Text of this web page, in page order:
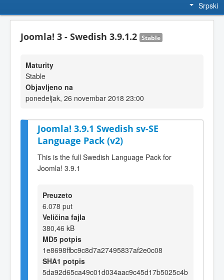
Srpski
Joomla! 3 - Swedish 3.9.1.2 Stable
Maturity
Stable
Objavljeno na
ponedeljak, 26 novembar 2018 23:00
Joomla! 3.9.1 Swedish sv-SE
Language Pack (v2)
This is the full Swedish Language Pack for
Joomla! 3.9.1
Preuzeto
6.078 put
Veličina fajla
380,46 kB
MD5 potpis
1e8698ffbc9c8d7a27495837af2e0c08
SHA1 potpis
5da92d65ca49c01d034aac9c45d17b5025c4b